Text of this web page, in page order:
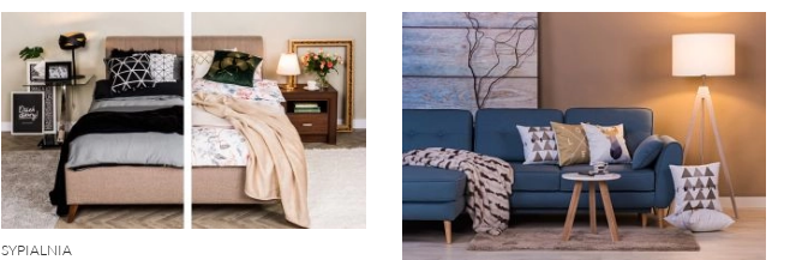
SYPIALNIA